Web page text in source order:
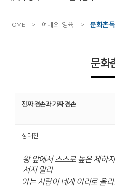
HOME > 예배와 양육 > 문화촌톡
문화
진짜 겸손과 가짜 겸손
성대진
왕 앞에서 스스로 높은 체하
서지 말라
이는 사람이 네게 이리로 올